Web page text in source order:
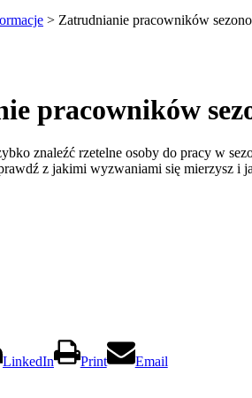
> Zatrudnianie pracowników
pracowników
znaleźć rzetelne osoby do pracy w
z jakimi wyzwaniami się mierzysz i
LinkedIn Print Email